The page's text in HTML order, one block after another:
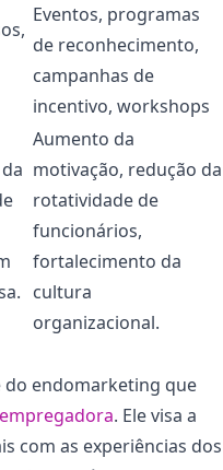
Eventos, programas
de reconhecimento,
campanhas de
incentivo, workshops
Aumento da
motivação, redução da
rotatividade de
funcionários,
fortalecimento da
cultura
organizacional.
endomarketing que
. Ele visa a
com as experiências dos